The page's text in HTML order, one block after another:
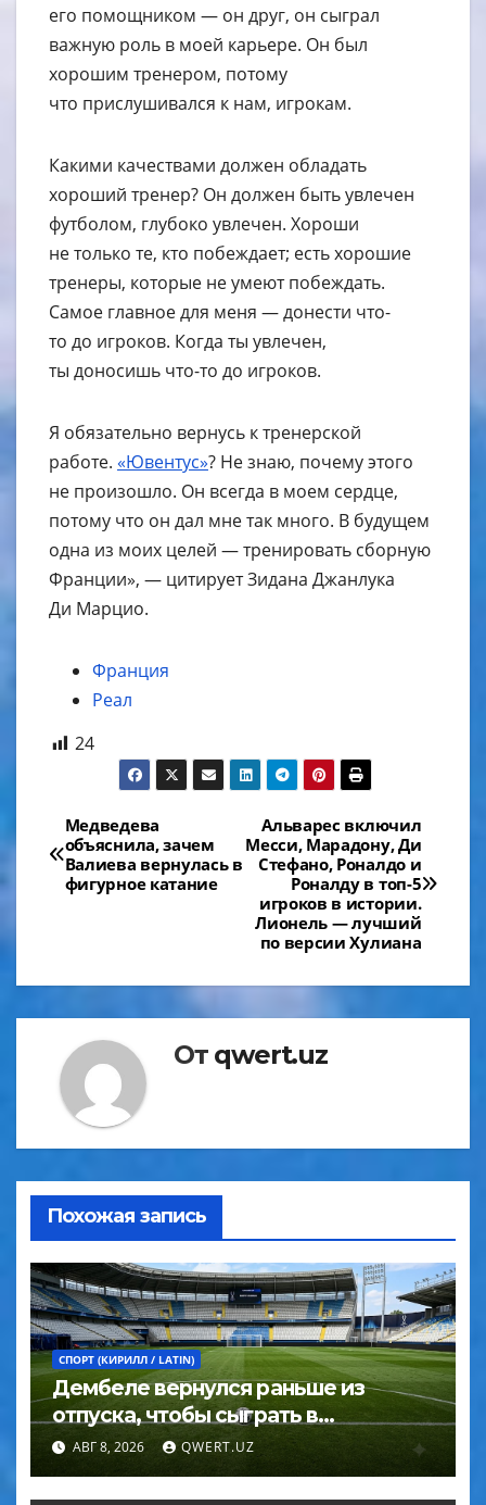
его помощником — он друг, он сыграл
важную роль в моей карьере. Он был
хорошим тренером, потому
что прислушивался к нам, игрокам.
Какими качествами должен обладать
хороший тренер? Он должен быть увлечен
футболом, глубоко увлечен. Хороши
не только те, кто побеждает; есть хорошие
тренеры, которые не умеют побеждать.
Самое главное для меня — донести что-
то до игроков. Когда ты увлечен,
ты доносишь что-то до игроков.
Я обязательно вернусь к тренерской
работе. «Ювентус»? Не знаю, почему этого
не произошло. Он всегда в моем сердце,
потому что он дал мне так много. В будущем
одна из моих целей — тренировать сборную
Франции», — цитирует Зидана Джанлука
Ди Марцио.
Франция
Реал
24
Навигация
по
записям
Альварес включил
Месси, Марадону, Ди
Стефано, Роналдо и
Роналду в топ-5
игроков в истории.
Лионель — лучший
по версии Хулиана
Медведева
объяснила, зачем
Валиева вернулась в
фигурное катание
От qwert.uz
Похожая запись
СПОРТ (КИРИЛЛ / LATIN)
Дембеле вернулся раньше из
отпуска, чтобы сыграть в
Суперкубке УЕФА
АВГ 8, 2026 QWERT.UZ